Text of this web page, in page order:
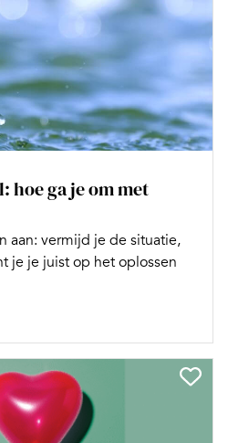
hoe ga je om met
aan: vermijd je de situatie,
je je juist op het oplossen